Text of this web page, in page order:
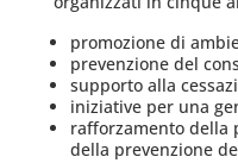
promozione di
prevenzione del
supporto alla
iniziative per una
rafforzamento della
della prevenzione